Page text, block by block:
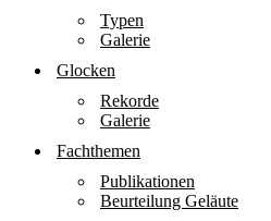
Typen
Galerie
Glocken
Rekorde
Galerie
Fachthemen
Publikationen
Beurteilung Geläute